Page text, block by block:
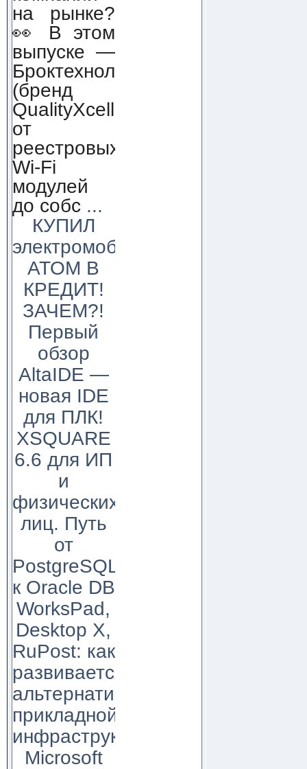
на рынке?
👀 В этом
выпуске —
Броктехнолоджи
(бренд
QualityXcellence):
от
реестровых
Wi-Fi
модулей
до собс ...
КУПИЛ
электромобиль
АТОМ В
КРЕДИТ!
ЗАЧЕМ?!
Первый
обзор
AltaIDE —
новая IDE
для ПЛК!
XSQUARE
6.6 для ИП
и
физических
лиц. Путь
от
PostgreSQL
к Oracle DB
WorksPad,
Desktop X,
RuPost: как
развивается
альтернатива
прикладной
инфраструктуре
Microsoft